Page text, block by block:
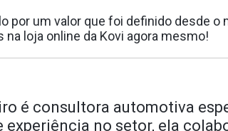
por um valor que foi definido desde
loja online da Kovi agora mesmo!
é consultora automotiva
experiência no setor, ela